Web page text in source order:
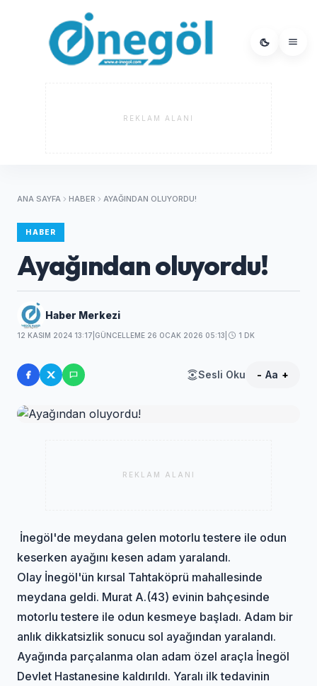
REKLAM ALANI
ANA SAYFA HABER AYAĞINDAN OLUYORDU!
HABER
Ayağından oluyordu!
Haber Merkezi
12 KASIM 2024 13:17 GÜNCELLEME 26 OCAK 2026 05:13 1 DK
Sesli Oku - Aa +
REKLAM ALANI
İnegöl'de meydana gelen motorlu testere ile odun
keserken ayağını kesen adam yaralandı.
Olay İnegöl'ün kırsal Tahtaköprü mahallesinde
meydana geldi. Murat A.(43) evinin bahçesinde
motorlu testere ile odun kesmeye başladı. Adam bir
anlık dikkatsizlik sonucu sol ayağından yaralandı.
Ayağında parçalanma olan adam özel araçla İnegöl
Devlet Hastanesine kaldırıldı. Yaralı ilk tedavinin